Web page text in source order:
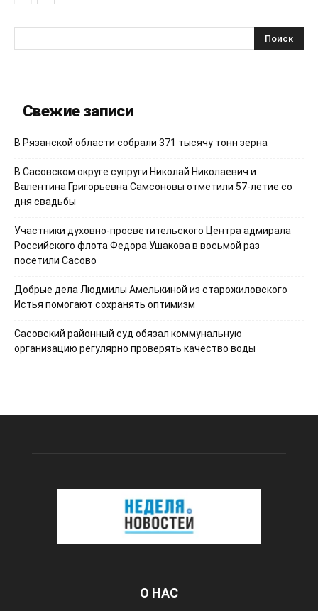
Свежие записи
В Рязанской области собрали 371 тысячу тонн зерна
В Сасовском округе супруги Николай Николаевич и
Валентина Григорьевна Самсоновы отметили 57-летие со
дня свадьбы
Участники духовно-просветительского Центра адмирала
Российского флота Федора Ушакова в восьмой раз
посетили Сасово
Добрые дела Людмилы Амелькиной из старожиловского
Истья помогают сохранять оптимизм
Сасовский районный суд обязал коммунальную
организацию регулярно проверять качество воды
О НАС